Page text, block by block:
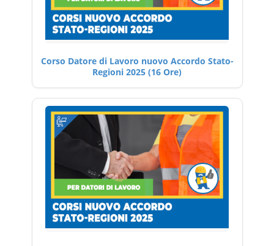
Corso Datore di Lavoro nuovo Accordo Stato-
Regioni 2025 (16 Ore)